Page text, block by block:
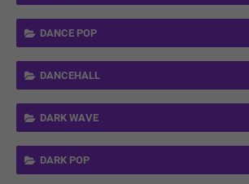
DANCE POP
DANCEHALL
DARK WAVE
DARK POP